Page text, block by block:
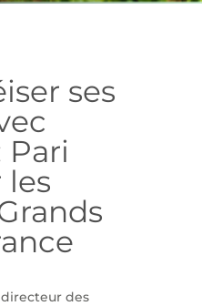
ses
Pari
les
directeur des